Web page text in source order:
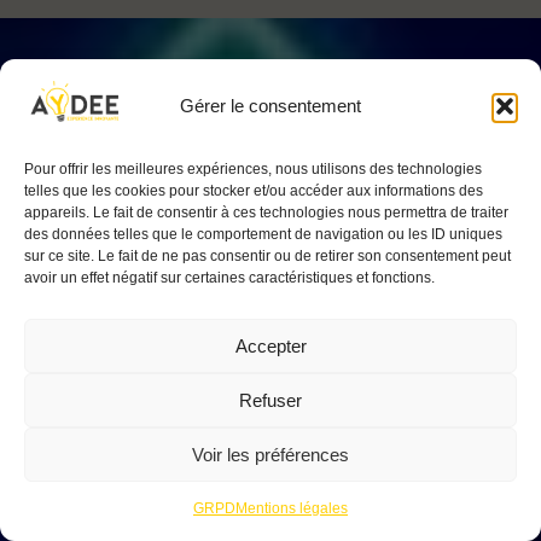
Gérer le consentement
Pour offrir les meilleures expériences, nous utilisons des technologies
telles que les cookies pour stocker et/ou accéder aux informations des
appareils. Le fait de consentir à ces technologies nous permettra de traiter
des données telles que le comportement de navigation ou les ID uniques
sur ce site. Le fait de ne pas consentir ou de retirer son consentement peut
avoir un effet négatif sur certaines caractéristiques et fonctions.
Accepter
Refuser
Voir les préférences
GRPD Mentions légales